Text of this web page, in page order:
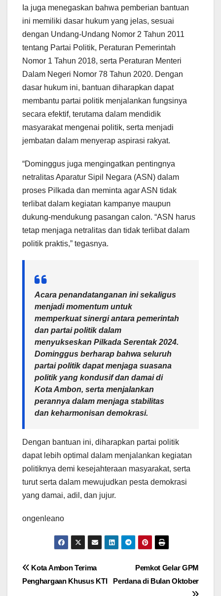
Ia juga menegaskan bahwa pemberian bantuan
ini memiliki dasar hukum yang jelas, sesuai
dengan Undang-Undang Nomor 2 Tahun 2011
tentang Partai Politik, Peraturan Pemerintah
Nomor 1 Tahun 2018, serta Peraturan Menteri
Dalam Negeri Nomor 78 Tahun 2020. Dengan
dasar hukum ini, bantuan diharapkan dapat
membantu partai politik menjalankan fungsinya
secara efektif, terutama dalam mendidik
masyarakat mengenai politik, serta menjadi
jembatan dalam menyerap aspirasi rakyat.
“Dominggus juga mengingatkan pentingnya
netralitas Aparatur Sipil Negara (ASN) dalam
proses Pilkada dan meminta agar ASN tidak
terlibat dalam kegiatan kampanye maupun
dukung-mendukung pasangan calon. “ASN harus
tetap menjaga netralitas dan tidak terlibat dalam
politik praktis,” tegasnya.
Acara penandatanganan ini sekaligus
menjadi momentum untuk
memperkuat sinergi antara pemerintah
dan partai politik dalam
menyukseskan Pilkada Serentak 2024.
Dominggus berharap bahwa seluruh
partai politik dapat menjaga suasana
politik yang kondusif dan damai di
Kota Ambon, serta menjalankan
perannya dalam menjaga stabilitas
dan keharmonisan demokrasi.
Dengan bantuan ini, diharapkan partai politik
dapat lebih optimal dalam menjalankan kegiatan
politiknya demi kesejahteraan masyarakat, serta
turut serta dalam mewujudkan pesta demokrasi
yang damai, adil, dan jujur.
ongenleano
Navigasi
pos
Pemkot Gelar GPM
Perdana di Bulan Oktober
Kota Ambon Terima
Penghargaan Khusus KTI